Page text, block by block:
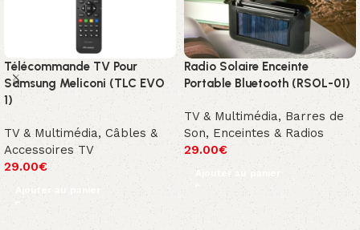
Télécommande TV Pour
Samsung Meliconi (TLC EVO
1)
TV & Multimédia, Câbles &
Accessoires TV
29.00€
Ajouter au panier
Radio Solaire Enceinte
Portable Bluetooth (RSOL-01)
TV & Multimédia,Barres de
Son, Enceintes & Radios
29.00€
Ajouter au panier